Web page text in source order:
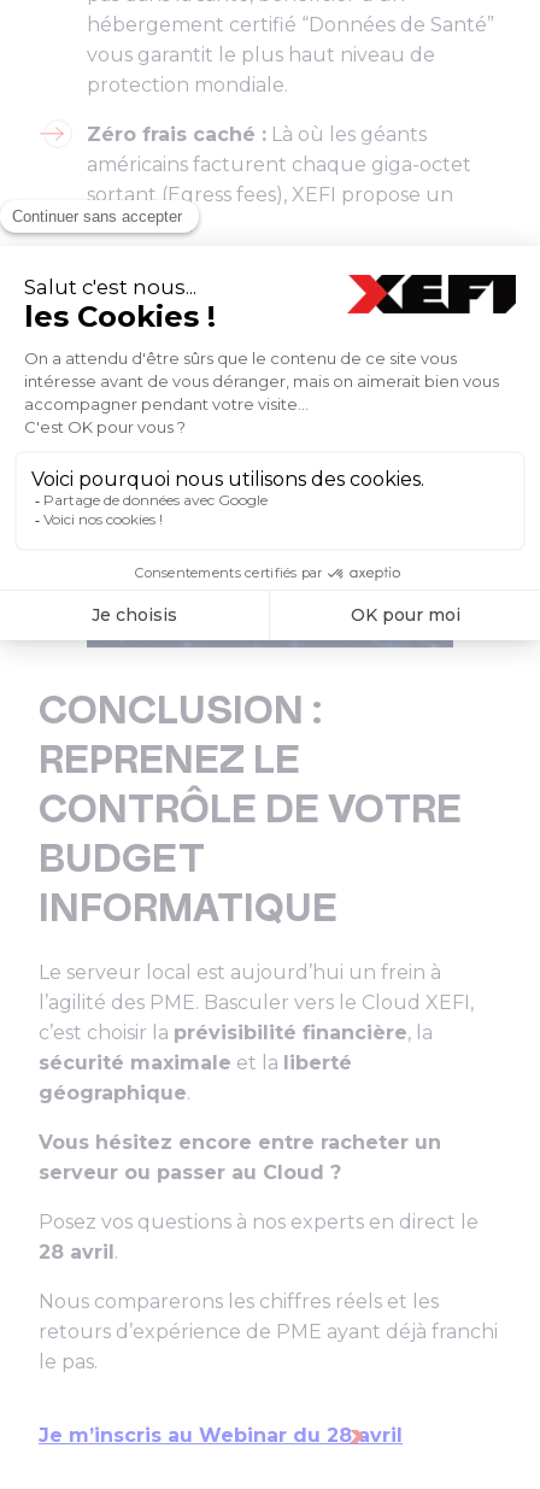
hébergement certifié “Données de Santé”
vous garantit le plus haut niveau de
protection mondiale.
Zéro frais caché : Là où les géants
américains facturent chaque giga-octet
sortant (Egress fees), XEFI propose un
forfait clair.
Trouver l’agence XEFI la plus proche de
votre TPE/PME
CONCLUSION :
REPRENEZ LE
CONTRÔLE DE VOTRE
BUDGET
INFORMATIQUE
Le serveur local est aujourd’hui un frein à
l’agilité des PME. Basculer vers le Cloud XEFI,
c’est choisir la prévisibilité financière, la
sécurité maximale et la liberté
géographique.
Vous hésitez encore entre racheter un
serveur ou passer au Cloud ?
Posez vos questions à nos experts en direct le
28 avril .
Nous comparerons les chiffres réels et les
retours d’expérience de PME ayant déjà franchi
le pas.
Je m’inscris au Webinar du 28 avril